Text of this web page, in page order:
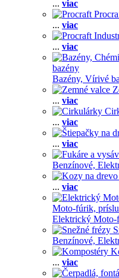
... viac
... viac
... viac
bazény
Bazény, Vírivé
... viac
... viac
... viac
Benzínové,
... viac
Moto-fúrik,
Elektrický Moto-
Benzínové,
... viac